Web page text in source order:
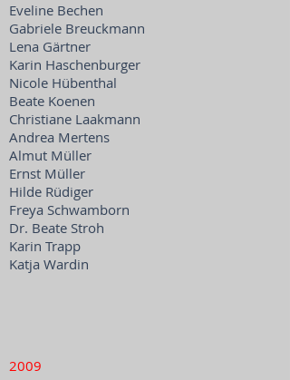
Eveline Bechen
Gabriele Breuckmann
Lena Gärtner
Karin Haschenburger
Nicole Hübenthal
Beate Koenen
Christiane Laakmann
Andrea Mertens
Almut Müller
Ernst Müller
Hilde Rüdiger
Freya Schwamborn
Dr. Beate Stroh
Karin Trapp
Katja Wardin
2009